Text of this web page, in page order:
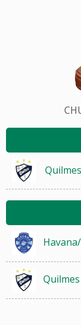
Quilmes
Quilmes